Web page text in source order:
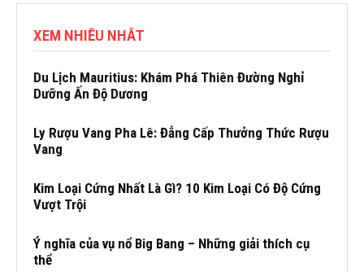
XEM NHIỀU NHẤT
Du Lịch Mauritius: Khám Phá Thiên Đường Nghỉ
Dưỡng Ấn Độ Dương
Ly Rượu Vang Pha Lê: Đẳng Cấp Thưởng Thức Rượu
Vang
Kim Loại Cứng Nhất Là Gì? 10 Kim Loại Có Độ Cứng
Vượt Trội
Ý nghĩa của vụ nổ Big Bang – Những giải thích cụ
thể